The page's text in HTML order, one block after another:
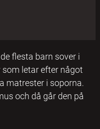
flesta barn sover i
letar efter något
matrester i soporna.
och då går den på